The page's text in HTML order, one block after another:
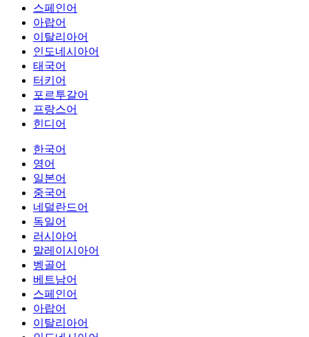
스페인어
아랍어
이탈리아어
인도네시아어
태국어
터키어
포르투갈어
프랑스어
힌디어
한국어
영어
일본어
중국어
네덜란드어
독일어
러시아어
말레이시아어
벵골어
베트남어
스페인어
아랍어
이탈리아어